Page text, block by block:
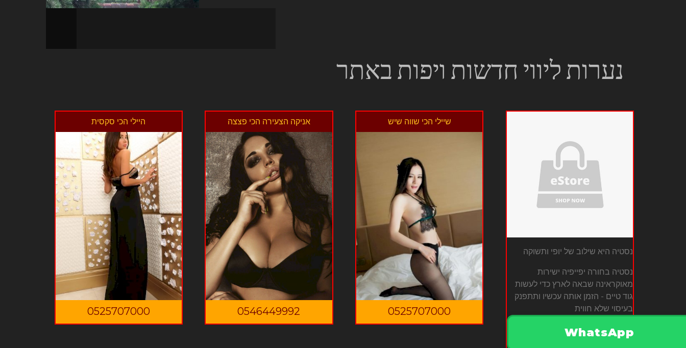
נערות ליווי חדשות ויפות באתר
נסטיה היא שילוב של יופי ותשוקה
נסטיה בחורה יפייפיה ישירות
מאוקראינה שבאה לארץ כדי לעשות
גוד טיים - הזמן אותה עכשיו ותתפנק
בעיסוי שלא חווית
WhatsApp
שיילי הכי שווה שיש
0525707000
אניקה הצעירה הכי פצצה
0546449992
היילי הכי סקסית
0525707000